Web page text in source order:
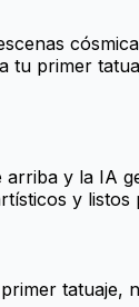
tu primer
y la
y listos